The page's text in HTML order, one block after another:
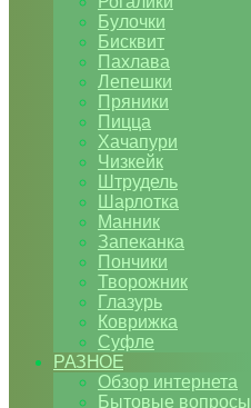
Булочки
Бисквит
Пахлава
Лепешки
Пряники
Пицца
Хачапури
Чизкейк
Штрудель
Шарлотка
Манник
Запеканка
Пончики
Творожник
Глазурь
Коврижка
Суфле
РАЗНОЕ
Обзор интернета
Бытовые вопросы